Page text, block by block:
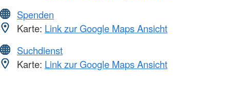
Spenden
Karte: Link zur Google Maps Ansicht
Suchdienst
Karte: Link zur Google Maps Ansicht